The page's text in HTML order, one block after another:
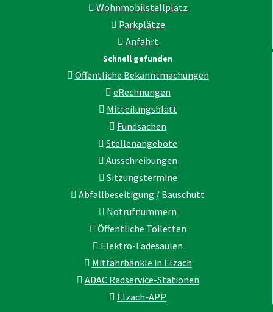
Wohnmobilstellplatz
Parkplätze
Anfahrt
Schnell gefunden
Öffentliche Bekanntmachungen
eRechnungen
Mitteilungsblatt
Fundsachen
Stellenangebote
Ausschreibungen
Sitzungstermine
Abfallbeseitigung / Bauschutt
Notrufnummern
Öffentliche Toiletten
Elektro-Ladesäulen
Mitfahrbänkle in Elzach
ADAC Radservice-Stationen
Elzach-APP